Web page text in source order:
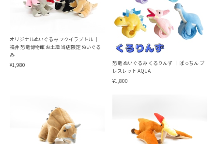
オリジナルぬいぐるみ フクイラプトル ｜
福井 恐竜博物館 お土産 当店限定 ぬいぐる
み
¥1,980
恐竜 ぬいぐるみ くるりんず ｜ ぱっちん ブ
レスレット AQUA
¥1,800